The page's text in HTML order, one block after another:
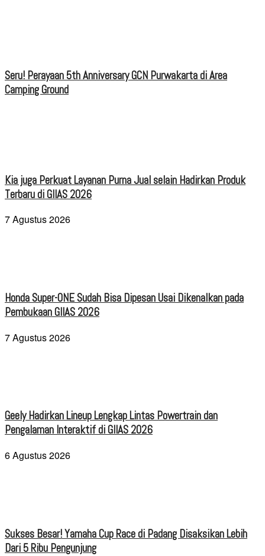
Seru! Perayaan 5th Anniversary GCN Purwakarta di Area
Camping Ground
Kia juga Perkuat Layanan Purna Jual selain Hadirkan Produk
Terbaru di GIIAS 2026
7 Agustus 2026
Honda Super-ONE Sudah Bisa Dipesan Usai Dikenalkan pada
Pembukaan GIIAS 2026
7 Agustus 2026
Geely Hadirkan Lineup Lengkap Lintas Powertrain dan
Pengalaman Interaktif di GIIAS 2026
6 Agustus 2026
Sukses Besar! Yamaha Cup Race di Padang Disaksikan Lebih
Dari 5 Ribu Pengunjung